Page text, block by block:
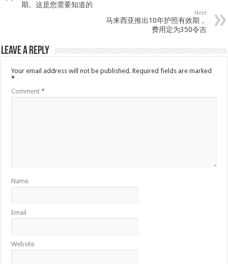
期。这是您需要知道的
Next
马来西亚推出10年护照有效期，
费用定为350令吉
Leave a Reply
Your email address will not be published. Required fields are marked
*
Comment*
Name
Email
Website